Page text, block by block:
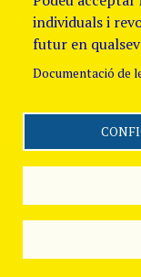
individuals i
futur en
Documentació de
Privacitat
de denúncies